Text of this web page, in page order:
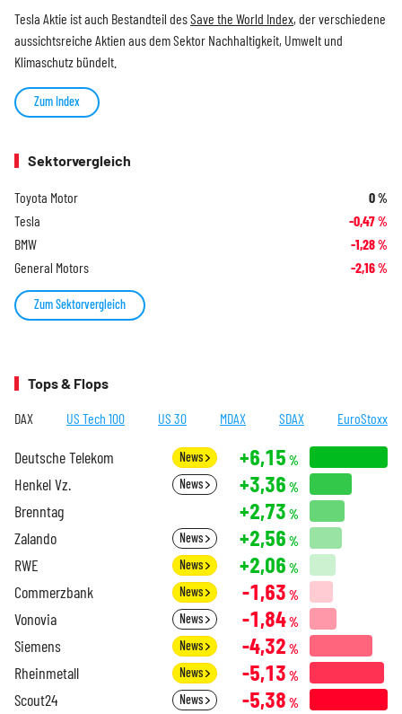
Tesla Aktie ist auch Bestandteil desSave the World Index, der verschiedene
aussichtsreiche Aktien aus dem Sektor Nachhaltigkeit, Umwelt und
Klimaschutz bündelt.
Zum Index
Sektorvergleich
Toyota Motor 0%
Tesla -0,47%
BMW -1,28%
General Motors -2,16%
Zum Sektorvergleich
Tops & Flops
DAX US Tech 100 US 30 MDAX SDAX EuroStoxx
Deutsche Telekom News +6,15 %
Henkel Vz. News +3,36 %
Brenntag +2,73 %
Zalando News +2,56 %
RWE News +2,06 %
Commerzbank News -1,63 %
Vonovia News -1,84%
Siemens News -4,32 %
Rheinmetall News -5,13 %
Scout24 News -5,38 %